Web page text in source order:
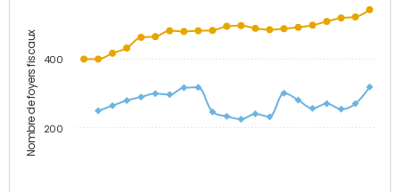
Nombre de foyers fiscaux 200
400